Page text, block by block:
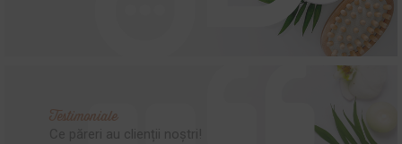
Testimoniale
Ce păreri au clienții noștri!